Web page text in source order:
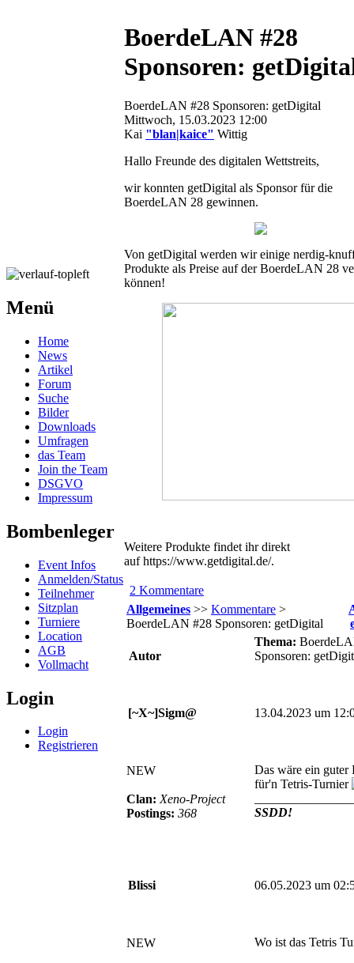
Menü
Home
News
Artikel
Forum
Suche
Bilder
Downloads
Umfragen
das Team
Join the Team
DSGVO
Impressum
Bombenleger
Event Infos
Anmelden/Status
Teilnehmer
Sitzplan
Turniere
Location
AGB
Vollmacht
Login
Login
Registrieren
BoerdeLAN #28
Sponsoren:
BoerdeLAN #28 Sponsoren: getDigital
Mittwoch, 15.03.2023 12:00
Kai "blan|kaice" Wittig
Hallo Freunde des digitalen Wettstreits,
wir konnten getDigital als Sponsor für die
BoerdeLAN 28 gewinnen.
Von getDigital werden wir einige nerdig-
Produkte als Preise auf der BoerdeLAN 28
können!
Weitere Produkte findet ihr direkt
auf https://www.getdigital.de/.
2 Kommentare
Allgemeines >> Kommentare >
BoerdeLAN #28 Sponsoren: getDigital
Autor
Thema:
Sponsoren:
[~X~]Sigm@ 13.04.2023 um
NEW
Clan: Xeno-Project
Postings: 368
Das wäre ein guter
für'n Tetris-Turnier
SSDD!
Blissi 06.05.2023 um
NEW Wo ist das Tetris